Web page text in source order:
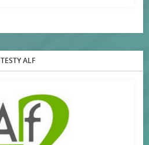
TESTY ALF